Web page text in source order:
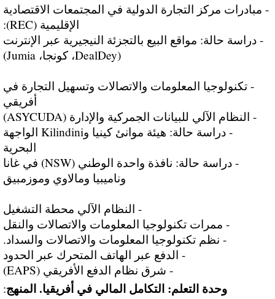
- مبادرات مركز التجارة الدولية في المجتمعات الاقتصادية
الإقليمية (REC):
- دراسة حالة: مواقع البيع بالتجزئة النيجيرية عبر الإنترنت
(DealDey، كونجا، Jumia)
- تكنولوجيا المعلومات والاتصالات وتسهيل التجارة في
أفريقي
- النظام الآلي للبيانات الجمركية والإدارة (ASYCUDA)
- دراسة حالة: هيئة موانئ كينيا وKilindini الواجهة
البحرية
- دراسة حالة: نافذة واحدة الوطني (NSW) في غانا
وناميبيا ومالاوي وموزمبيق
- النظام الآلي محطة التشغيل
- ممرات تكنولوجيا المعلومات والاتصالات والنقل
- نظم تكنولوجيا المعلومات والاتصالات والسداد.
- الدفع عبر الهاتف المتحرك عبر الحدود
- شرق نظام الدفع الأفريقي (EAPS)
وحدة التعلم: التكامل المالي في أفريقيا. المنهج: